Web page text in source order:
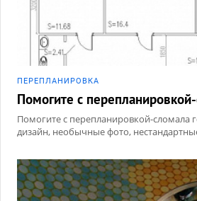
ПЕРЕПЛАНИРОВКА
Помогите с
Помогите с перепланировкой-сломала
дизайн, необычные фото,